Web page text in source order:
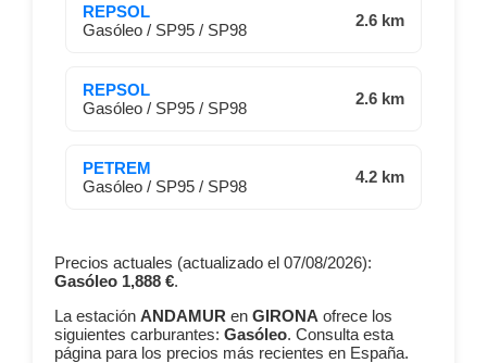
REPSOL
Gasóleo / SP95 / SP98
2.6 km
REPSOL
Gasóleo / SP95 / SP98
2.6 km
PETREM
Gasóleo / SP95 / SP98
4.2 km
Precios actuales (actualizado el 07/08/2026):
Gasóleo 1,888 €.
La estación ANDAMUR en GIRONA ofrece los
siguientes carburantes: Gasóleo. Consulta esta
página para los precios más recientes en España.